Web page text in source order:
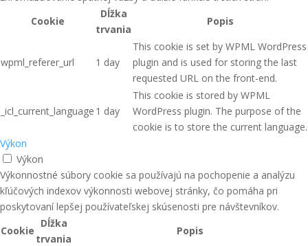
Cookie
Dĺžka
trvania
Popis
wpml_referer_url 1 day
This cookie is set by WPML WordPress
plugin and is used for storing the last
requested URL on the front-end.
_icl_current_language 1 day
This cookie is stored by WPML
WordPress plugin. The purpose of the
cookie is to store the current language.
Výkon
Výkon
Výkonnostné súbory cookie sa používajú na pochopenie a analýzu
kľúčových indexov výkonnosti webovej stránky, čo pomáha pri
poskytovaní lepšej používateľskej skúsenosti pre návštevníkov.
Cookie
Dĺžka
trvania
Popis